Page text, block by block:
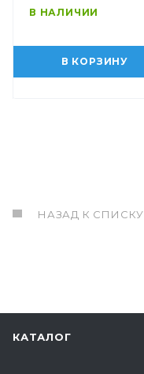
В НАЛИЧИИ
В КОРЗИНУ
НАЗАД К СПИСКУ
КАТАЛОГ